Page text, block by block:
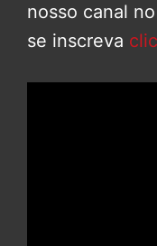
nosso canal
se inscreva